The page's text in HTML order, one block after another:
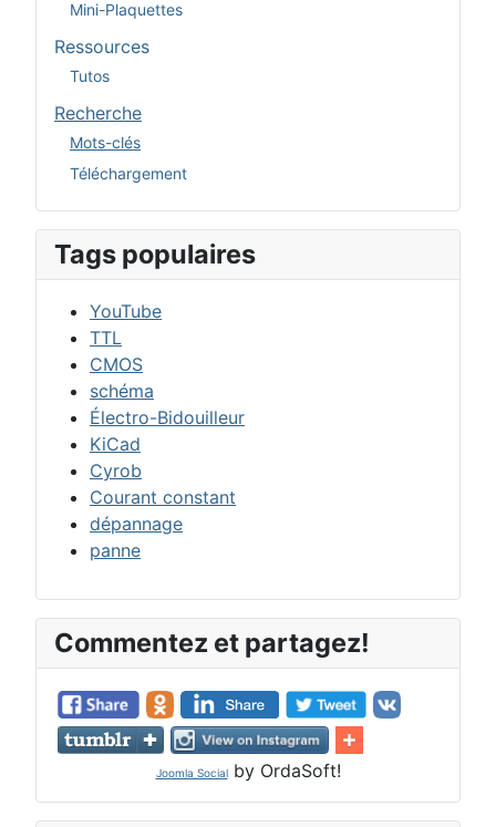
Mini-Plaquettes
Ressources
Tutos
Recherche
Mots-clés
Téléchargement
Tags populaires
YouTube
TTL
CMOS
schéma
Électro-Bidouilleur
KiCad
Cyrob
Courant constant
dépannage
panne
Commentez et partagez!
Joomla Socialby OrdaSoft!